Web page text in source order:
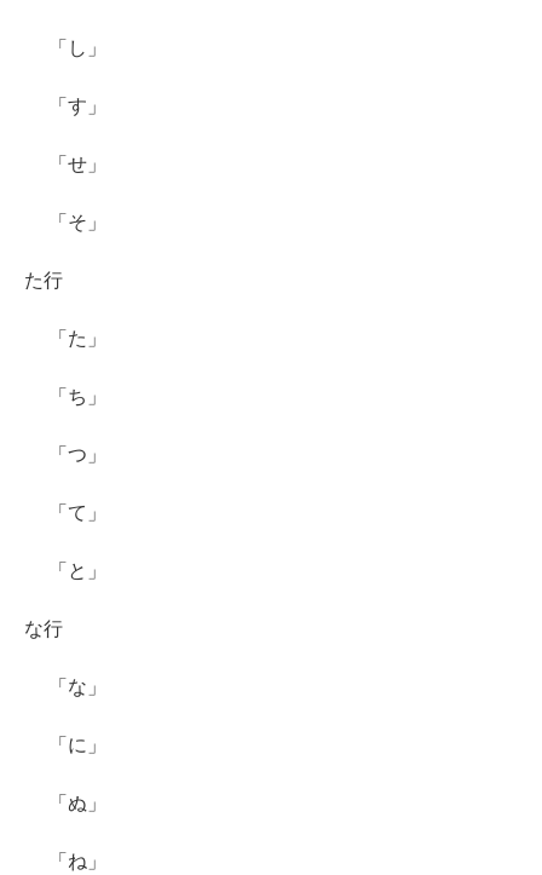
「し」
「す」
「せ」
「そ」
た行
「た」
「ち」
「つ」
「て」
「と」
な行
「な」
「に」
「ぬ」
「ね」